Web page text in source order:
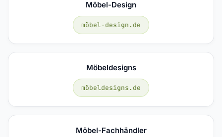
Möbel-Design
möbel-design.de
Möbeldesigns
möbeldesigns.de
Möbel-Fachhändler